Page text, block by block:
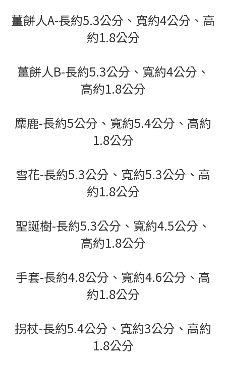
薑餅人A-長約5.3公分、寬約4公分、高
約1.8公分
薑餅人B-長約5.3公分、寬約4公分、
高約1.8公分
麋鹿-長約5公分、寬約5.4公分、高約
1.8公分
雪花-長約5.3公分、寬約5.3公分、高
約1.8公分
聖誕樹-長約5.3公分、寬約4.5公分、
高約1.8公分
手套-長約4.8公分、寬約4.6公分、高
約1.8公分
拐杖-長約5.4公分、寬約3公分、高約
1.8公分